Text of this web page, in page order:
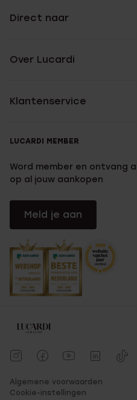
Direct naar
Over Lucardi
Klantenservice
LUCARDI MEMBER
Word member en ontvang
op al jouw aankopen
Meld je aan
Algemene voorwaarden
Cookie-instellingen